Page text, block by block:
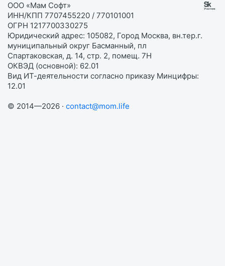
ООО «Мам Софт»
ИНН/КПП 7707455220 / 770101001
ОГРН 1217700330275
Юридический адрес: 105082, Город Москва, вн.тер.г.
муниципальный округ Басманный, пл
Спартаковская, д. 14, стр. 2, помещ. 7Н
ОКВЭД (основной): 62.01
Вид ИТ-деятельности согласно приказу Минцифры:
12.01
© 2014—2026 · contact@mom.life